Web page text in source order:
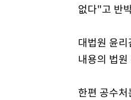
없다"고 반
대법원 윤
내용의 법
한편 공수